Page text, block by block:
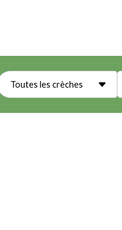
Toutes les crèches